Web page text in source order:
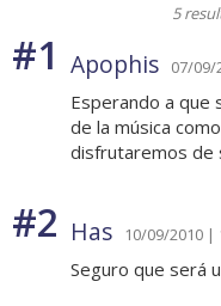
5
#1 Apophis 07/09/
Esperando a que
de la música
disfrutaremos de
#2 Has 10/09/2010 |
Seguro que será